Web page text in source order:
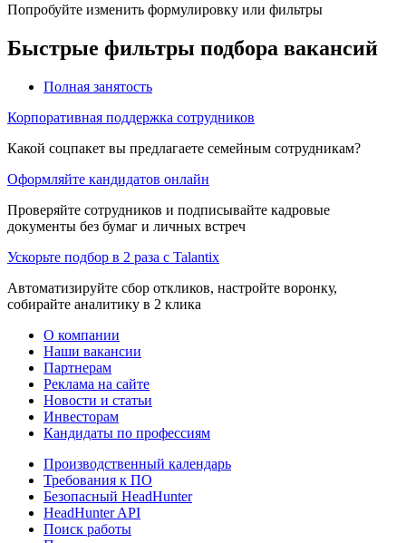
Попробуйте изменить формулировку или фильтры
Быстрые фильтры подбора вакансий
Полная занятость
Корпоративная поддержка сотрудников
Какой соцпакет вы предлагаете семейным сотрудникам?
Оформляйте кандидатов онлайн
Проверяйте сотрудников и подписывайте кадровые
документы без бумаг и личных встреч
Ускорьте подбор в 2 раза с Talantix
Автоматизируйте сбор откликов, настройте воронку,
собирайте аналитику в 2 клика
О компании
Наши вакансии
Партнерам
Реклама на сайте
Новости и статьи
Инвесторам
Кандидаты по профессиям
Производственный календарь
Требования к ПО
Безопасный HeadHunter
HeadHunter API
Поиск работы